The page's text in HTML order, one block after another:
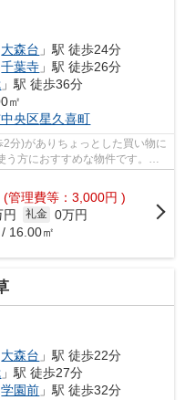
大森台 」駅 徒歩24分
千葉寺 」駅 徒歩26分
」駅 徒歩36分
㎡
央区星久喜町
分)がありちょっとした買い物に
う方におすすめな物件です。敷
(管理費等：3,000円 )
円 礼金 0万円
16.00㎡
大森台 」駅 徒歩22分
」駅 徒歩27分
学園前 」駅 徒歩32分